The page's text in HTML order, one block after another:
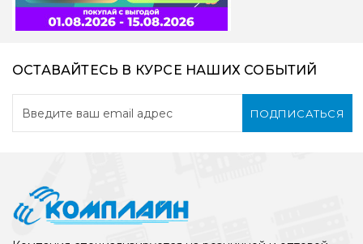
ОСТАВАЙТЕСЬ В КУРСЕ НАШИХ СОБЫТИЙ
ПОДПИСАТЬСЯ